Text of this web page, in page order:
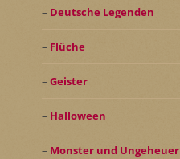
Deutsche Legenden
Flüche
Geister
Halloween
Monster und Ungeheuer